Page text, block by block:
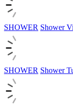
SHOWER Shower
SHOWER Shower